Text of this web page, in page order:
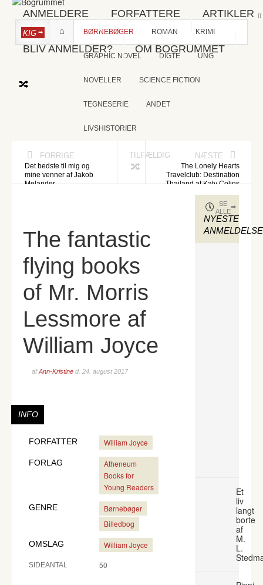
ANMELDERE FORFATTERE ARTIKLER
BLIV ANMELDER? OM BOGRUMMET
KIG BØRNEBØGER ROMAN KRIMI
GRAPHIC NOVEL DIGTE UNG
NOVELLER SCIENCE FICTION
TEGNESERIE ANDET
LIVSHISTORIER
FORRIGE
Det bedste til mig og
mine venner af Jakob
Melander
TILFÆLDIG NÆSTE
The Lonely Hearts
Travelclub: Destination
Thailand af Katy Colins
The fantastic
flying books
of Mr. Morris
Lessmore af
William Joyce
afAnn-Kristine d. 24. august 2017
INFO
FORFATTER William Joyce
FORLAG
Atheneum
Books for
Young Readers
GENRE
Børnebøger
Billedbog
OMSLAG William Joyce
SIDEANTAL 50
NYESTE
SE
ALLE
Et
liv
langt
borte
af
M.
L.